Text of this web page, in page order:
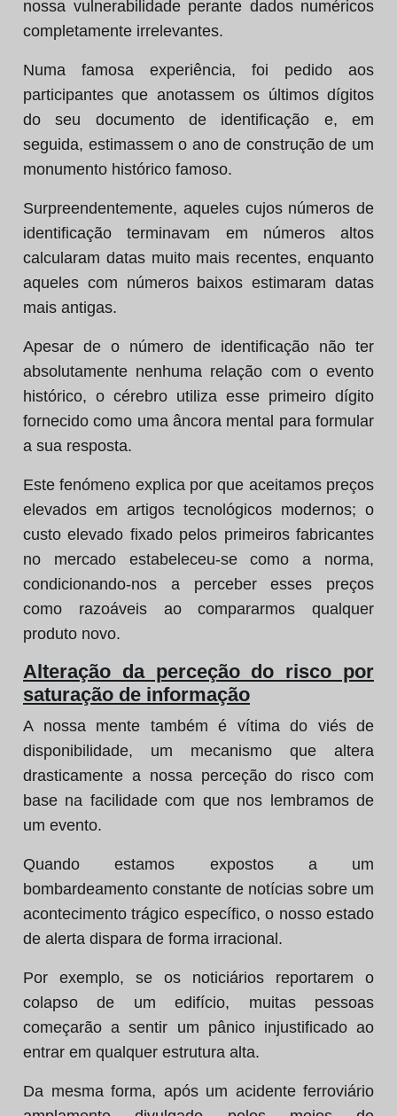
nossa vulnerabilidade perante dados numéricos
completamente irrelevantes.
Numa famosa experiência, foi pedido aos
participantes que anotassem os últimos dígitos
do seu documento de identificação e, em
seguida, estimassem o ano de construção de um
monumento histórico famoso.
Surpreendentemente, aqueles cujos números de
identificação terminavam em números altos
calcularam datas muito mais recentes, enquanto
aqueles com números baixos estimaram datas
mais antigas.
Apesar de o número de identificação não ter
absolutamente nenhuma relação com o evento
histórico, o cérebro utiliza esse primeiro dígito
fornecido como uma âncora mental para formular
a sua resposta.
Este fenómeno explica por que aceitamos preços
elevados em artigos tecnológicos modernos; o
custo elevado fixado pelos primeiros fabricantes
no mercado estabeleceu-se como a norma,
condicionando-nos a perceber esses preços
como razoáveis ao compararmos qualquer
produto novo.
Alteração da perceção do risco por
saturação de informação
A nossa mente também é vítima do viés de
disponibilidade, um mecanismo que altera
drasticamente a nossa perceção do risco com
base na facilidade com que nos lembramos de
um evento.
Quando estamos expostos a um
bombardeamento constante de notícias sobre um
acontecimento trágico específico, o nosso estado
de alerta dispara de forma irracional.
Por exemplo, se os noticiários reportarem o
colapso de um edifício, muitas pessoas
começarão a sentir um pânico injustificado ao
entrar em qualquer estrutura alta.
Da mesma forma, após um acidente ferroviário